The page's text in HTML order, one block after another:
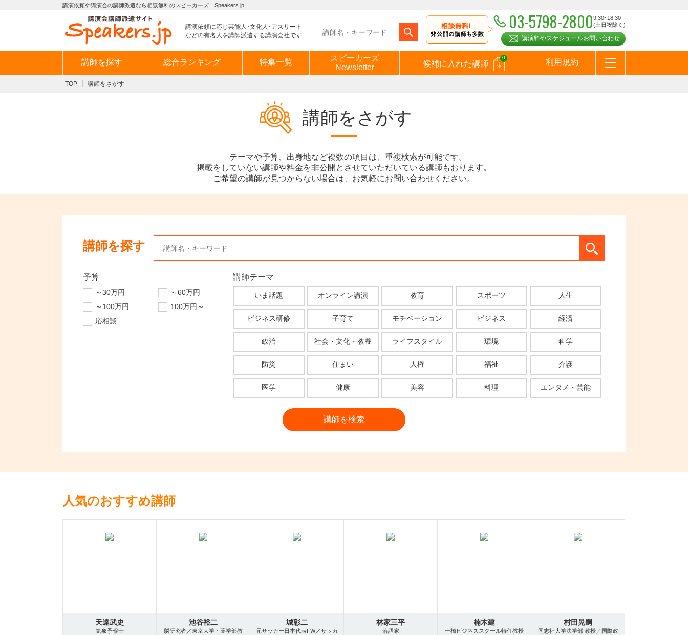
講演依頼や講演会の講師派遣なら相談無料のスピーカーズ Speakers.jp
講演依頼に応じ芸能人･文化人･アスリート
などの有名人を講師派遣する講演会社です
03-5798-28009:30~18:30
(土日祝除く)
講演料やスケジュールお問い合わせ
講師を探す 総合ランキング 特集一覧
スピーカーズ
Newsletter
候補に入れた講師
0
利用規約
TOP 講師をさがす
講師をさがす
テーマや予算、出身地など複数の項目は、重複検索が可能です。
掲載をしていない講師や料金を非公開とさせていただいている講師もおります。
ご希望の講師が見つからない場合は、お気軽にお問い合わせください。
講師を探す
予算
～30万円
～60万円
～100万円
100万円～
応相談
講師テーマ
いま話題 オンライン講演 教育 スポーツ 人生
ビジネス研修 子育て モチベーション ビジネス 経済
政治 社会・文化・教養 ライフスタイル 環境 科学
防災 住まい 人権 福祉 介護
医学 健康 美容 料理 エンタメ・芸能
人気のおすすめ講師
天達武史
気象予報士
池谷裕二
脳研究者／東京大学・薬学部教
城彰二
元サッカー日本代表FW／サッカ
林家三平
落語家
楠木建
一橋ビジネススクール特任教授
村田晃嗣
同志社大学法学部 教授／国際政